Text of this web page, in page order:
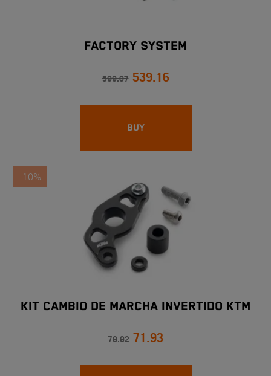
FACTORY SYSTEM
599.07 539.16
BUY
-10%
KIT CAMBIO DE MARCHA INVERTIDO KTM
79.92 71.93